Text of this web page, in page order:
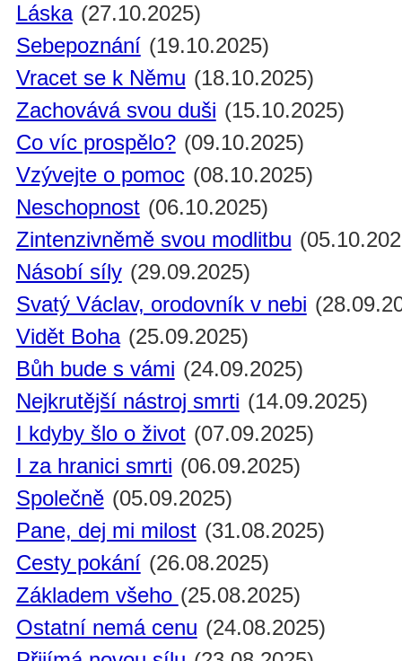
Láska (27.10.2025)
Sebepoznání (19.10.2025)
Vracet se k Němu (18.10.2025)
Zachovává svou duši (15.10.2025)
Co víc prospělo? (09.10.2025)
Vzývejte o pomoc (08.10.2025)
Neschopnost (06.10.2025)
Zintenzivněmě svou modlitbu
Násobí síly (29.09.2025)
Svatý Václav, orodovník v nebi
Vidět Boha (25.09.2025)
Bůh bude s vámi (24.09.2025)
Nejkrutější nástroj smrti (14.09.2025)
I kdyby šlo o život (07.09.2025)
I za hranici smrti (06.09.2025)
Společně (05.09.2025)
Pane, dej mi milost (31.08.2025)
Cesty pokání (26.08.2025)
Základem všeho (25.08.2025)
Ostatní nemá cenu (24.08.2025)